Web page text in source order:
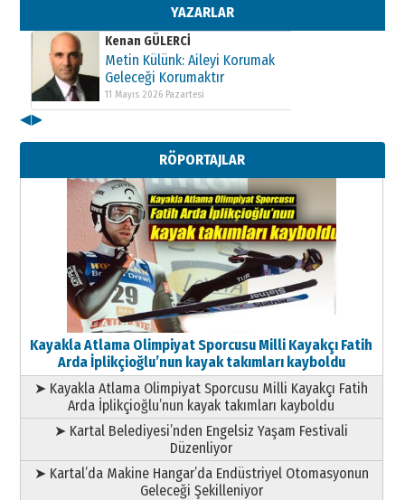
YAZARLAR
11 Mayıs 2026 Pazartesi
Kenan GÜLERCİ
Metin Külünk: Aileyi Korumak
Geleceği Korumaktır
11 Mayıs 2026 Pazartesi
Metin Külünk: Aileyi Korumak
Geleceği Korumaktır
11 Mayıs 2026 Pazartesi
◀▶
RÖPORTAJLAR
Kayakla Atlama Olimpiyat Sporcusu Milli Kayakçı Fatih
Arda İplikçioğlu’nun kayak takımları kayboldu
➤ Kayakla Atlama Olimpiyat Sporcusu Milli Kayakçı Fatih
Arda İplikçioğlu’nun kayak takımları kayboldu
➤ Kartal Belediyesi’nden Engelsiz Yaşam Festivali
Düzenliyor
➤ Kartal’da Makine Hangar’da Endüstriyel Otomasyonun
Geleceği Şekilleniyor